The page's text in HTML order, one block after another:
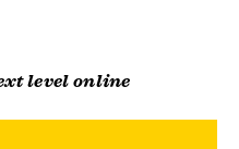
level online